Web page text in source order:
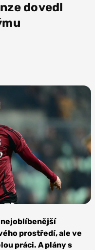
dovedl
nejoblíbenější
prostředí, ale ve
práci. A plány s